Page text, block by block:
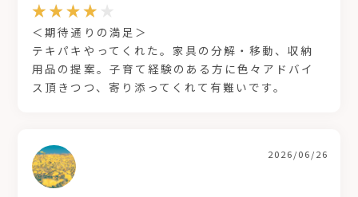
＜期待通りの満足＞
テキパキやってくれた。家具の分解・移動、収納
用品の提案。子育て経験のある方に色々アドバイ
ス頂きつつ、寄り添ってくれて有難いです。
2026/06/26